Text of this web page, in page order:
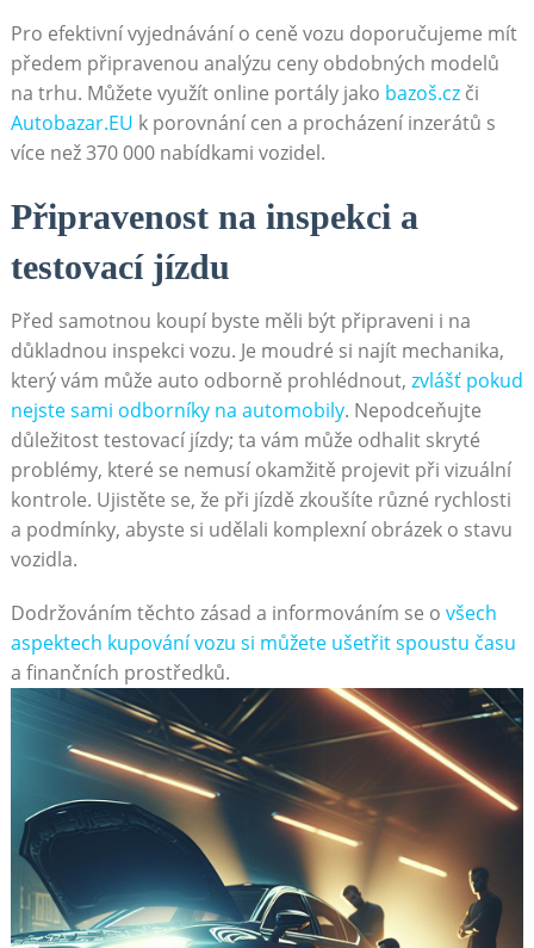
Pro efektivní vyjednávání o ceně vozu doporučujeme mít
předem připravenou analýzu ceny obdobných modelů
na trhu. Můžete využít online portály jako bazoš.czči
Autobazar.EU k porovnání cen a procházení inzerátů s
více než 370 000 nabídkami vozidel.
Připravenost na inspekci a
testovací jízdu
Před samotnou koupí byste měli být připraveni i na
důkladnou inspekci vozu. Je moudré si najít mechanika,
který vám může auto odborně prohlédnout, zvlášť pokud
nejste sami odborníky na automobily. Nepodceňujte
důležitost testovací jízdy; ta vám může odhalit skryté
problémy, které se nemusí okamžitě projevit při vizuální
kontrole. Ujistěte se, že při jízdě zkoušíte různé rychlosti
a podmínky, abyste si udělali komplexní obrázek o stavu
vozidla.
Dodržováním těchto zásad a informováním se o všech
aspektech kupování vozu si můžete ušetřit spoustu času
a finančních prostředků.